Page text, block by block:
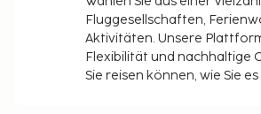
Fluggesellschaften,
Aktivitäten. Unsere
Flexibilität und nachhaltige
Sie reisen können, wie Sie